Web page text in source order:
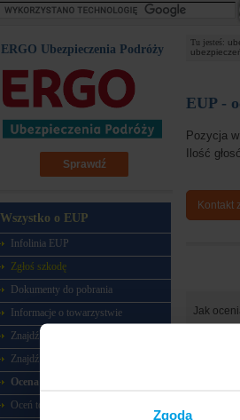
Zgoda
ERGO Ubezpieczenia Podróży
Sprawdź
Wszystko o EUP
Infolinia EUP
Zgłoś szkodę
Dokumenty do pobrania
Informacje o towarzystwie
Znajdź placówkę
Znajdź agenta
Ocena w rankingu
Oceń towarzystwo
Tu jesteś:
EUP -
Pozycja
Ilość
Kontakt
Jak